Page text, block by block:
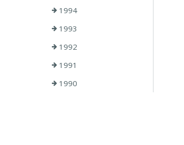
1994
1993
1992
1991
1990